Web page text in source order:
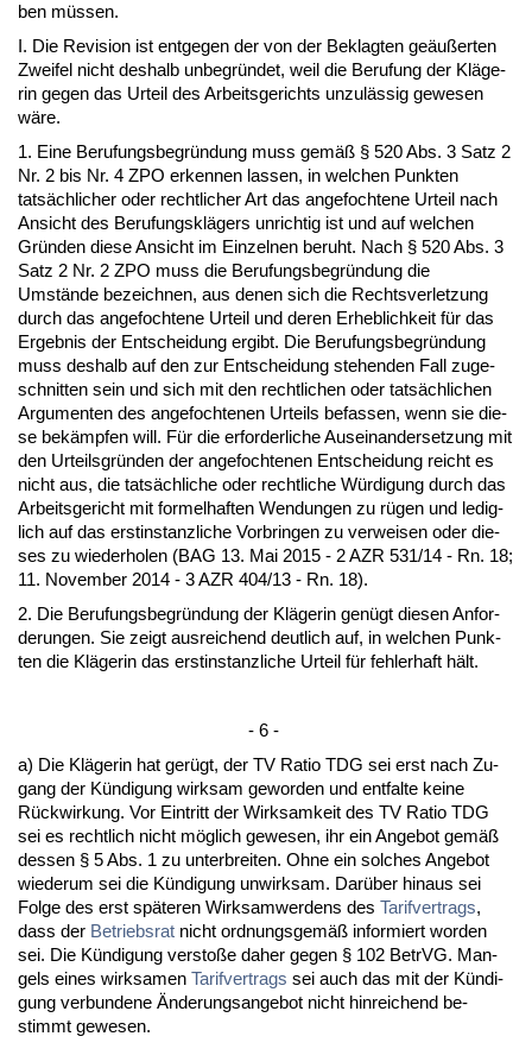
ben müssen.
I. Die Re­vi­si­on ist ent­ge­gen der von der Be­klag­ten geäußer­ten
Zwei­fel nicht des­halb un­be­gründet, weil die Be­ru­fung der Kläge­
rin ge­gen das Ur­teil des Ar­beits­ge­richts un­zulässig ge­we­sen
wäre.
1. Ei­ne Be­ru­fungs­be­gründung muss gemäß § 520 Abs. 3 Satz 2
Nr. 2 bis Nr. 4 ZPO er­ken­nen las­sen, in wel­chen Punk­ten
tatsäch­li­cher oder recht­li­cher Art das an­ge­foch­te­ne Ur­teil nach
An­sicht des Be­ru­fungsklägers un­rich­tig ist und auf wel­chen
Gründen die­se An­sicht im Ein­zel­nen be­ruht. Nach § 520 Abs. 3
Satz 2 Nr. 2 ZPO muss die Be­ru­fungs­be­gründung die
Umstände be­zeich­nen, aus de­nen sich die Rechts­ver­let­zung
durch das an­ge­foch­te­ne Ur­teil und de­ren Er­heb­lich­keit für das
Er­geb­nis der Ent­schei­dung er­gibt. Die Be­ru­fungs­be­gründung
muss des­halb auf den zur Ent­schei­dung ste­hen­den Fall zu­ge­
schnit­ten sein und sich mit den recht­li­chen oder tatsächli­chen
Ar­gu­men­ten des an­ge­foch­te­nen Ur­teils be­fas­sen, wenn sie die­
se bekämp­fen will. Für die er­for­der­li­che Aus­ein­an­der­set­zung mit
den Ur­teils­gründen der an­ge­foch­te­nen Ent­schei­dung reicht es
nicht aus, die tatsächli­che oder recht­li­che Würdi­gung durch das
Ar­beits­ge­richt mit for­mel­haf­ten Wen­dun­gen zu rügen und le­dig­
lich auf das erst­in­stanz­li­che Vor­brin­gen zu ver­wei­sen oder die­
ses zu wie­der­ho­len (BAG 13. Mai 2015 - 2 AZR 531/14 - Rn. 18;
11. No­vem­ber 2014 - 3 AZR 404/13 - Rn. 18).
2. Die Be­ru­fungs­be­gründung der Kläge­rin genügt die­sen An­for­
de­run­gen. Sie zeigt aus­rei­chend deut­lich auf, in wel­chen Punk­
ten die Kläge­rin das erst­in­stanz­li­che Ur­teil für feh­ler­haft hält.
- 6 -
a) Die Kläge­rin hat gerügt, der TV Ra­tio TDG sei erst nach Zu­
gang der Kündi­gung wirk­sam ge­wor­den und ent­fal­te kei­ne
Rück­wir­kung. Vor Ein­tritt der Wirk­sam­keit des TV Ra­tio TDG
sei es recht­lich nicht möglich ge­we­sen, ihr ein An­ge­bot gemäß
des­sen § 5 Abs. 1 zu un­ter­brei­ten. Oh­ne ein sol­ches An­ge­bot
wie­der­um sei die Kündi­gung un­wirk­sam. Darüber hin­aus sei
Fol­ge des erst späte­ren Wirk­sam­wer­dens des Ta­rif­ver­trags,
dass der Be­triebs­rat nicht ord­nungs­gemäß in­for­miert wor­den
sei. Die Kündi­gung ver­s­toße da­her ge­gen § 102 Be­trVG. Man­
gels ei­nes wirk­sa­men Ta­rif­ver­trags sei auch das mit der Kündi­
gung ver­bun­de­ne Ände­rungs­an­ge­bot nicht hin­rei­chend be­
stimmt ge­we­sen.